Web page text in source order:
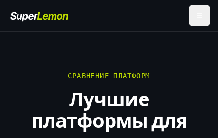
СРАВНЕНИЕ ПЛАТФОРМ
Лучшие
платформы для